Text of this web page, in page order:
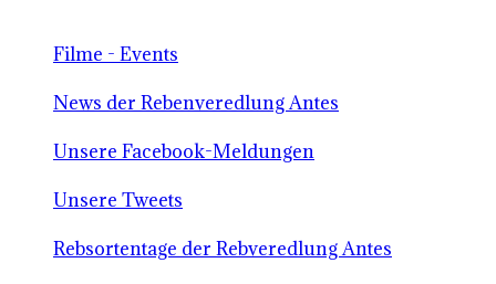
Filme - Events
News der Rebenveredlung Antes
Unsere Facebook-Meldungen
Unsere Tweets
Rebsortentage der Rebveredlung Antes